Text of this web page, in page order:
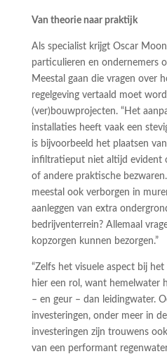
Van theorie naar praktijk
Als specialist krijgt Oscar
particulieren en ondernemers
Meestal gaan die vragen over
regelgeving vertaald moet
(ver)bouwprojecten. “Het
installaties heeft vaak een
is bijvoorbeeld het plaatsen
infiltratieput niet altijd evident
of andere praktische
meestal ook verborgen in
aanleggen van extra
bedrijventerrein? Allemaal
kopzorgen kunnen bezorgen.”
“Zelfs het visuele aspect bij
hier een rol, want hemelwater
– en geur – dan leidingwater.
investeringen, onder meer in
investeringen zijn trouwens
van een performant